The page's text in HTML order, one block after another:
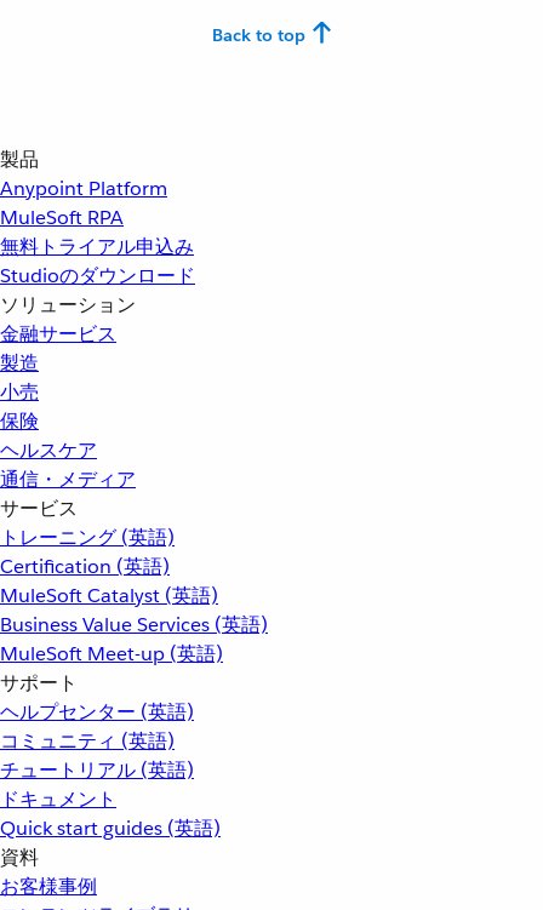
Back to top
製品
Anypoint Platform
MuleSoft RPA
無料トライアル申込み
Studioのダウンロード
ソリューション
金融サービス
製造
小売
保険
ヘルスケア
通信・メディア
サービス
トレーニング (英語)
Certification (英語)
MuleSoft Catalyst (英語)
Business Value Services (英語)
MuleSoft Meet-up (英語)
サポート
ヘルプセンター (英語)
コミュニティ (英語)
チュートリアル (英語)
ドキュメント
Quick start guides (英語)
資料
お客様事例